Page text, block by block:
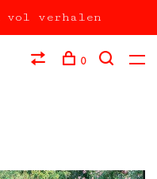
vol verhalen
0